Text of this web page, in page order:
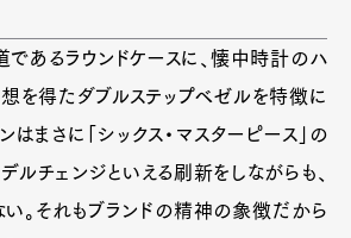
Pen tw
であるラウンドケースに、懐中時計のハ
を得たダブルステップベゼルを特徴に
はまさに「シックス・マスターピース」の
ルチェンジといえる刷新をしながらも、
。それもブランドの精神の象徴だから